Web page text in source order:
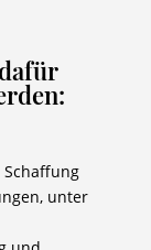
unter